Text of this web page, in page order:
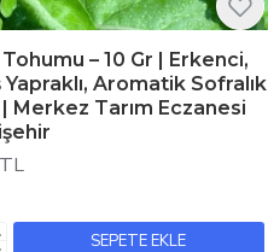
– 10 Gr | Erkenci,
Yapraklı, Aromatik Sofralık
Merkez Tarım Eczanesi
SEPETE EKLE